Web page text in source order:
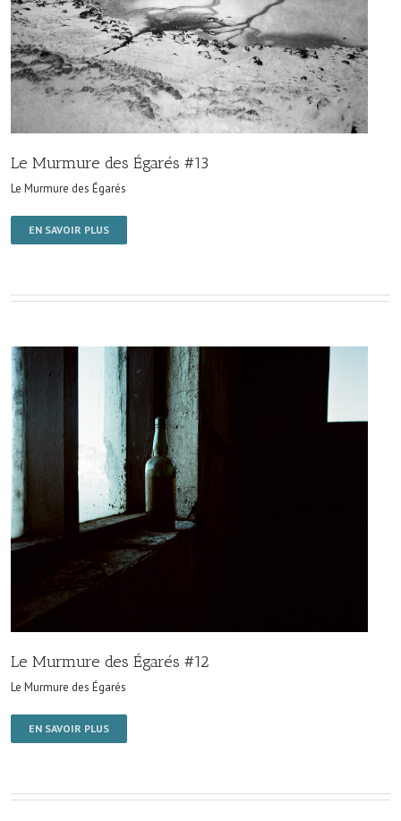
Le Murmure des Égarés #13
Le Murmure des Égarés
EN SAVOIR PLUS
Le Murmure des Égarés #12
Le Murmure des Égarés
EN SAVOIR PLUS